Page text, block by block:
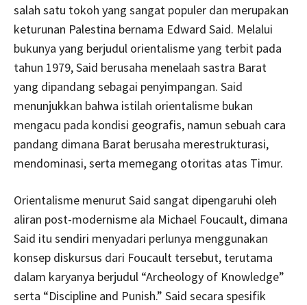
salah satu tokoh yang sangat populer dan merupakan
keturunan Palestina bernama Edward Said. Melalui
bukunya yang berjudul orientalisme yang terbit pada
tahun 1979, Said berusaha menelaah sastra Barat
yang dipandang sebagai penyimpangan. Said
menunjukkan bahwa istilah orientalisme bukan
mengacu pada kondisi geografis, namun sebuah cara
pandang dimana Barat berusaha merestrukturasi,
mendominasi, serta memegang otoritas atas Timur.
Orientalisme menurut Said sangat dipengaruhi oleh
aliran post-modernisme ala Michael Foucault, dimana
Said itu sendiri menyadari perlunya menggunakan
konsep diskursus dari Foucault tersebut, terutama
dalam karyanya berjudul “Archeology of Knowledge”
serta “Discipline and Punish.” Said secara spesifik